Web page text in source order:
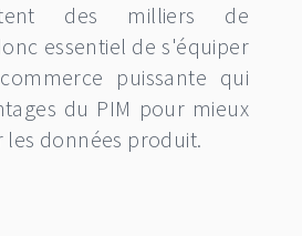
des milliers de
essentiel de s'équiper
puissante qui
du PIM pour mieux
données produit.